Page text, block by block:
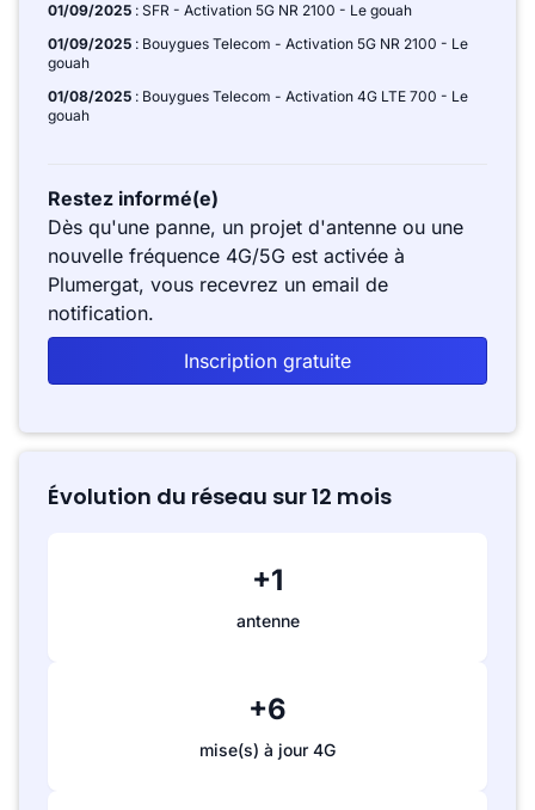
01/09/2025 : SFR - Activation 5G NR 2100 - Le gouah
01/09/2025 : Bouygues Telecom - Activation 5G NR 2100 - Le
gouah
01/08/2025 : Bouygues Telecom - Activation 4G LTE 700 - Le
gouah
Restez informé(e)
Dès qu'une panne, un projet d'antenne ou une
nouvelle fréquence 4G/5G est activée à
Plumergat, vous recevrez un email de
notification.
Inscription gratuite
Évolution du réseau sur 12 mois
+1
antenne
+6
mise(s) à jour 4G